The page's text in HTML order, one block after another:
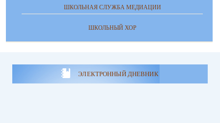
ШКОЛЬНАЯ СЛУЖБА МЕДИАЦИИ
ШКОЛЬНЫЙ ХОР
ЭЛЕКТРОННЫЙ ДНЕВНИК